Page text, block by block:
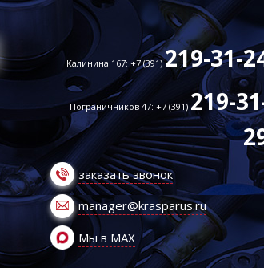
Калинина 167: +7 (391)219-31-
Пограничников 47: +7 (391)219-
заказать звонок
manager@krasparus.ru
Мы в MAX